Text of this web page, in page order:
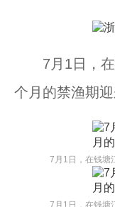
7月1日，在
个月的禁渔期
7月1日，在钱塘
7月1日，在钱塘